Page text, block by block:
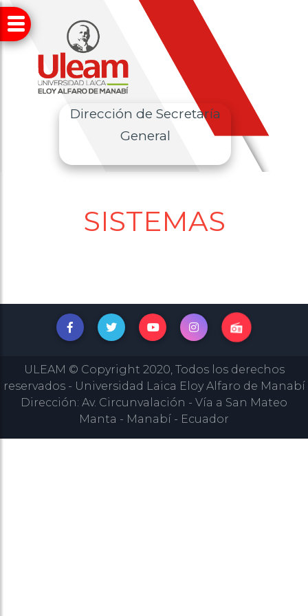
Dirección de Secretaría
General
SISTEMAS
ULEAM © Copyright 2020, Todos los derechos
reservados - Universidad Laica Eloy Alfaro de Manabí
Dirección: Av. Circunvalación - Vía a San Mateo
Manta - Manabí - Ecuador